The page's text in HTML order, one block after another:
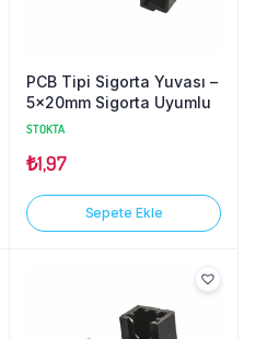
PCB Tipi Sigorta Yuvası –
5x20mm Sigorta Uyumlu
STOKTA
₺1,97
Sepete Ekle